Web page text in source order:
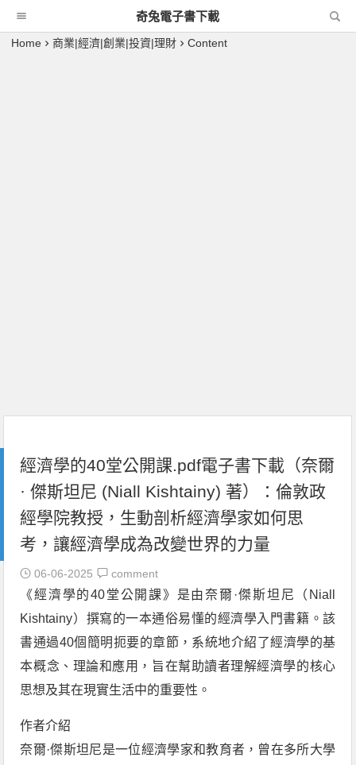
奇兔電子書下載
Home 商業|經濟|創業|投資|理財 Content
經濟學的40堂公開課.pdf電子書下載（奈爾
· 傑斯坦尼 (Niall Kishtainy) 著）：倫敦政
經學院教授，生動剖析經濟學家如何思
考，讓經濟學成為改變世界的力量
06-06-2025 comment
《經濟學的40堂公開課》是由奈爾·傑斯坦尼（Niall
Kishtainy）撰寫的一本通俗易懂的經濟學入門書籍。該
書通過40個簡明扼要的章節，系統地介紹了經濟學的基
本概念、理論和應用，旨在幫助讀者理解經濟學的核心
思想及其在現實生活中的重要性。
作者介紹
奈爾·傑斯坦尼是一位經濟學家和教育者，曾在多所大學